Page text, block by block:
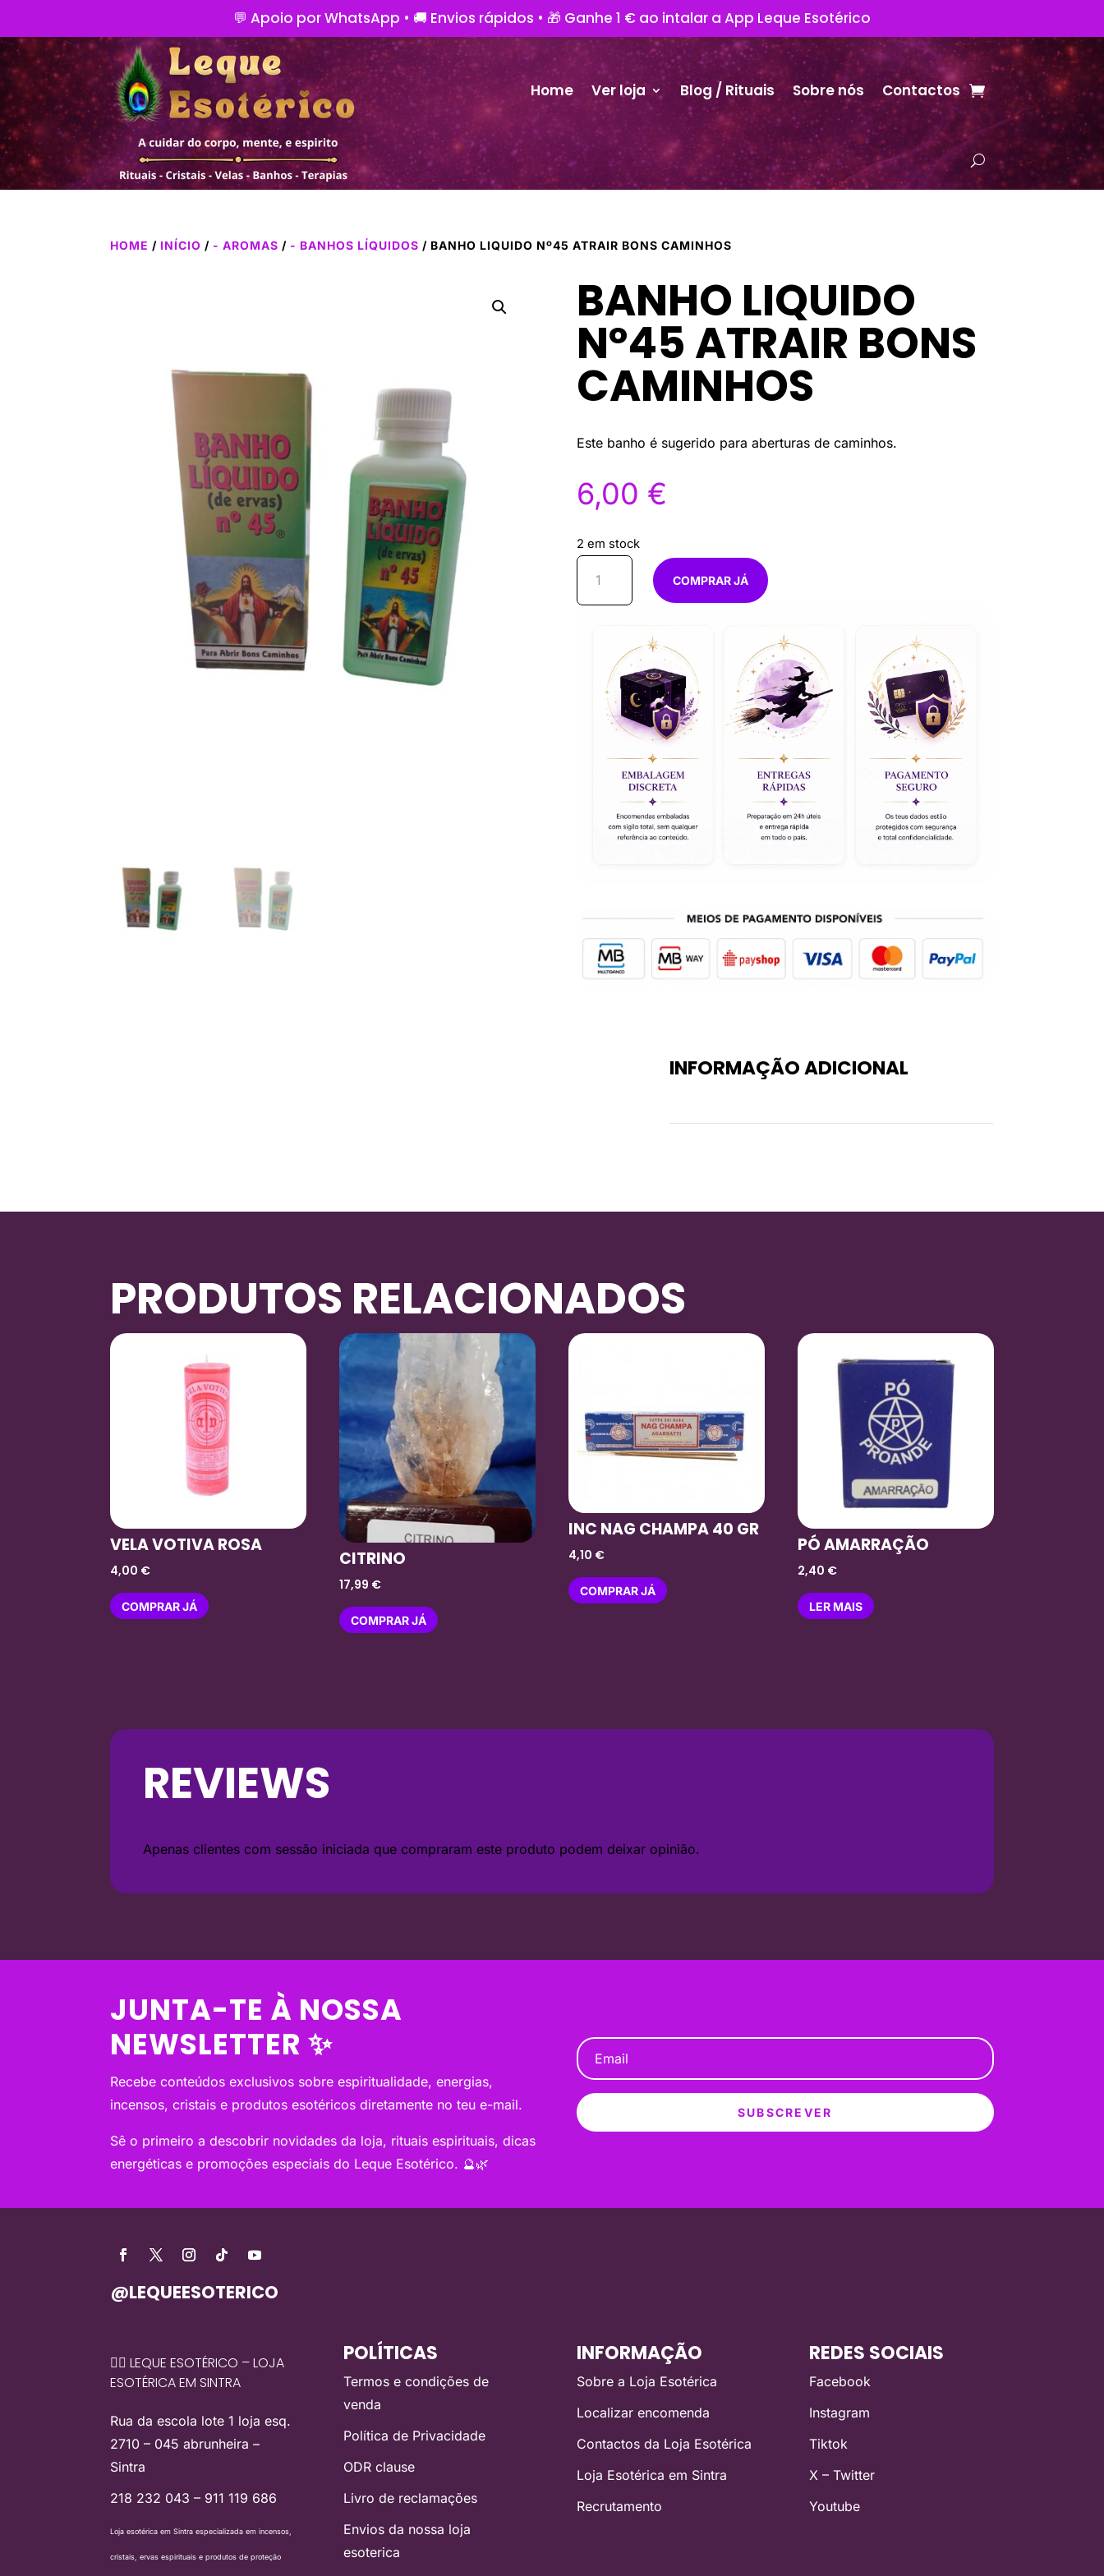
💬 Apoio por WhatsApp • 🚚 Envios rápidos • 🎁 Ganhe 1 € ao intalar a App Leque Esotérico
Home Ver loja Blog / Rituais Sobre nós Contactos
HOME / INÍCIO / - AROMAS / - BANHOS LÍQUIDOS / BANHO LIQUIDO Nº45 ATRAIR BONS CAMINHOS
BANHO LIQUIDO
Nº45 ATRAIR BONS
CAMINHOS
Este banho é sugerido para aberturas de caminhos.
6,00 €
2 em stock
Quantidade
atrair
caminhos
COMPRAR JÁ
INFORMAÇÃO ADICIONAL
PRODUTOS RELACIONADOS
VELA VOTIVA ROSA
4,00 €
COMPRAR JÁ
CITRINO
17,99 €
COMPRAR JÁ
INC NAG CHAMPA 40 GR
4,10 €
COMPRAR JÁ
PÓ AMARRAÇÃO
2,40 €
LER MAIS
REVIEWS
Apenas clientes com sessão iniciada que compraram este produto podem deixar opinião.
JUNTA-TE À NOSSA
NEWSLETTER ✨
Recebe conteúdos exclusivos sobre espiritualidade, energias,
incensos, cristais e produtos esotéricos diretamente no teu e-mail.
Sê o primeiro a descobrir novidades da loja, rituais espirituais, dicas
energéticas e promoções especiais do Leque Esotérico. 🔮🌿
SUBSCREVER
@LEQUEESOTERICO
🧙‍♀️ LEQUE ESOTÉRICO – LOJA
ESOTÉRICA EM SINTRA
Rua da escola lote 1 loja esq.
2710 – 045 abrunheira –
Sintra
218 232 043 – 911 119 686
Loja esotérica em Sintra especializada em incensos,
cristais, ervas espirituais e produtos de proteção
POLÍTICAS
Termos e condições de
venda
Política de Privacidade
ODR clause
Livro de reclamações
Envios da nossa loja
esoterica
INFORMAÇÃO
Sobre a Loja Esotérica
Localizar encomenda
Contactos da Loja Esotérica
Loja Esotérica em Sintra
Recrutamento
REDES SOCIAIS
Facebook
Instagram
Tiktok
X – Twitter
Youtube